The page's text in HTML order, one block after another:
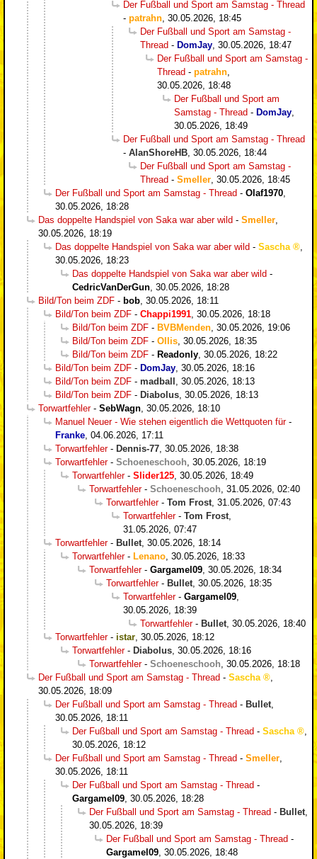
Der Fußball und Sport am Samstag - Thread
- patrahn 30.05.2026, 18:45
Der Fußball und Sport am Samstag -
Thread - DomJay 30.05.2026, 18:47
Der Fußball und Sport am Samstag -
Thread - patrahn
30.05.2026, 18:48
Der Fußball und Sport am
Samstag - Thread - DomJay
30.05.2026, 18:49
Der Fußball und Sport am Samstag - Thread
- AlanShoreHB 30.05.2026, 18:44
Der Fußball und Sport am Samstag -
Thread - Smeller 30.05.2026, 18:45
Der Fußball und Sport am Samstag - Thread - Olaf1970
30.05.2026, 18:28
Das doppelte Handspiel von Saka war aber wild - Smeller
30.05.2026, 18:19
Das doppelte Handspiel von Saka war aber wild - Sascha
30.05.2026, 18:23
Das doppelte Handspiel von Saka war aber wild -
CedricVanDerGun 30.05.2026, 18:28
Bild/Ton beim ZDF - bob 30.05.2026, 18:11
Bild/Ton beim ZDF - Chappi1991 30.05.2026, 18:18
Bild/Ton beim ZDF - BVBMenden 30.05.2026, 19:06
Bild/Ton beim ZDF - Ollis 30.05.2026, 18:35
Bild/Ton beim ZDF - Readonly 30.05.2026, 18:22
Bild/Ton beim ZDF - DomJay 30.05.2026, 18:16
Bild/Ton beim ZDF - madball
30.05.2026, 18:13
Bild/Ton beim ZDF - Diabolus 30.05.2026, 18:13
Torwartfehler- SebWagn 30.05.2026, 18:10
Manuel Neuer - Wie stehen eigentlich die Wettquoten für-
Franke 04.06.2026, 17:11
Torwartfehler- Dennis-77 30.05.2026, 18:38
Torwartfehler- Schoeneschooh 30.05.2026, 18:19
Torwartfehler- Slider125 30.05.2026, 18:49
Torwartfehler- Schoeneschooh 31.05.2026, 02:40
Torwartfehler- Tom Frost 31.05.2026, 07:43
Torwartfehler- Tom Frost
31.05.2026, 07:47
Torwartfehler- Bullet 30.05.2026, 18:14
Torwartfehler- Lenano 30.05.2026, 18:33
Torwartfehler- Gargamel09 30.05.2026, 18:34
Torwartfehler- Bullet 30.05.2026, 18:35
Torwartfehler- Gargamel09
30.05.2026, 18:39
Torwartfehler- Bullet 30.05.2026, 18:40
Torwartfehler- istar 30.05.2026, 18:12
Torwartfehler- Diabolus 30.05.2026, 18:16
Torwartfehler- Schoeneschooh 30.05.2026, 18:18
Der Fußball und Sport am Samstag - Thread - Sascha
30.05.2026, 18:09
Der Fußball und Sport am Samstag - Thread - Bullet
30.05.2026, 18:11
Der Fußball und Sport am Samstag - Thread - Sascha
30.05.2026, 18:12
Der Fußball und Sport am Samstag - Thread - Smeller
30.05.2026, 18:11
Der Fußball und Sport am Samstag - Thread -
Gargamel09 30.05.2026, 18:28
Der Fußball und Sport am Samstag - Thread - Bullet
30.05.2026, 18:39
Der Fußball und Sport am Samstag - Thread -
Gargamel09 30.05.2026, 18:48